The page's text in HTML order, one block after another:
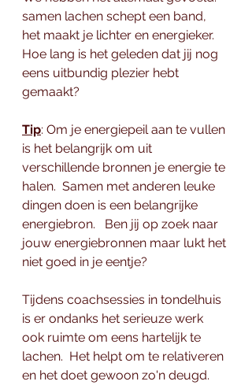
samen lachen schept een band,
het maakt je lichter en energieker.
Hoe lang is het geleden dat jij nog
eens uitbundig plezier hebt
gemaakt?
Tip: Om je energiepeil aan te vullen
is het belangrijk om uit
verschillende bronnen je energie te
halen.  Samen met anderen leuke
dingen doen is een belangrijke
energiebron.   Ben jij op zoek naar
jouw energiebronnen maar lukt het
niet goed in je eentje?
Tijdens coachsessies in tondelhuis
is er ondanks het serieuze werk
ook ruimte om eens hartelijk te
lachen.  Het helpt om te relativeren
en het doet gewoon zo'n deugd.